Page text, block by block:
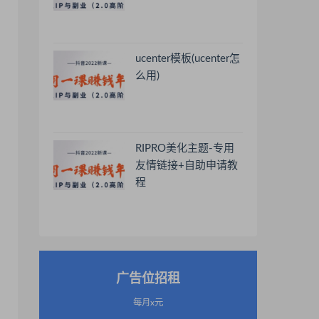
ucenter模板(ucenter怎
么用)
RIPRO美化主题-专用
友情链接+自助申请教
程
广告位招租
每月x元